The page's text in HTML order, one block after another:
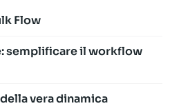
Flow
semplificare il workflow
vera dinamica